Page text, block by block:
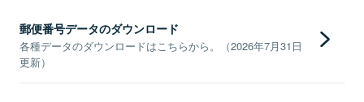
郵便番号データのダウンロード
各種データのダウンロードはこちらから。（2026年7月31日
更新）